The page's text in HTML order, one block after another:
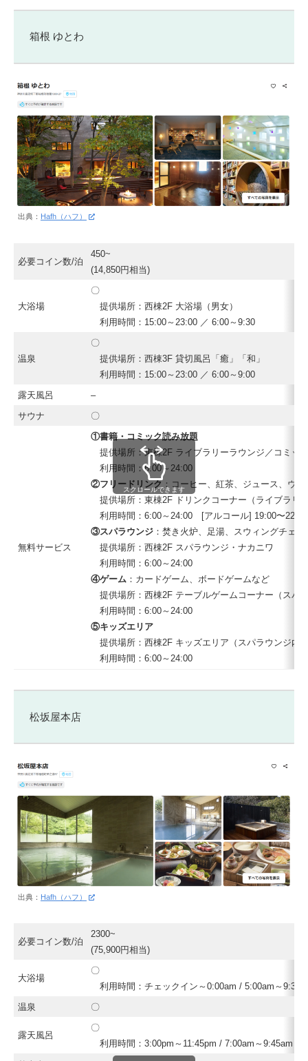
箱根 ゆとわ
出典： Hafh（ハフ）
必要コイン数/泊
450~
(14,850円相当)
大浴場
〇
提供場所：西棟2F 大浴場（男女）
利用時間：15:00～23:00 ／ 6:00～9:30
温泉
〇
提供場所：西棟3F 貸切風呂「癒」「和」
利用時間：15:00～23:00 ／ 6:00～9:00
露天風呂
–
サウナ
〇
無料サービス
①書籍・コミック読み放題
提供場所：東棟2F ライブラリーラウンジ／コミッ
利用時間：6:00～24:00
②フリードリンク ：コーヒー、紅茶、ジュース、ウ
提供場所：東棟2F ドリンクコーナー（ライブラリ
利用時間：6:00～24:00 [アルコール] 19:00〜22:00
③スパラウンジ ：焚き火炉、足湯、スウィングチェア
提供場所：西棟2F スパラウンジ・ナカニワ
利用時間：6:00～24:00
④ゲーム ：カードゲーム、ボードゲームなど
提供場所：西棟2F テーブルゲームコーナー（スパ
利用時間：6:00～24:00
⑤キッズエリア
提供場所：西棟2F キッズエリア（スパラウンジ内
利用時間：6:00～24:00
スクロールできます
松坂屋本店
出典： Hafh（ハフ）
必要コイン数/泊
2300~
(75,900円相当)
大浴場
〇
利用時間：チェックイン～0:00am / 5:00am～
温泉
〇
露天風呂
〇
利用時間：3:00pm～11:45pm / 7:00am～9:45am ( 1